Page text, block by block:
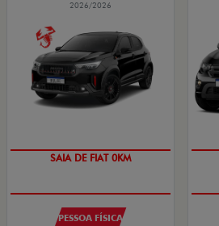
2026/2026
SAIA DE FIAT 0KM
PESSOA FÍSICA